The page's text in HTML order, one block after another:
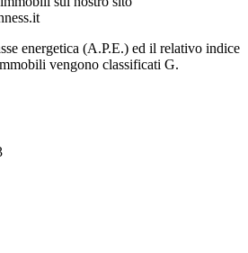
energetica (A.P.E.) ed il relativo indice
vengono classificati G.